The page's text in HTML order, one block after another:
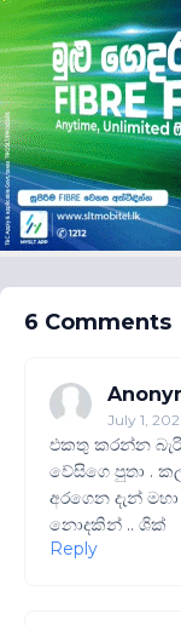
6 Comments
July 1,
එකතු කරන්න
වේසිගෙ පුතා .
අරගෙන දැන්
නොදකින් .. ශික්
Reply